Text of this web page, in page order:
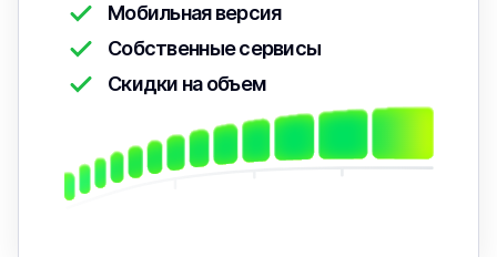
Мобильная версия
Собственные сервисы
Скидки на объем